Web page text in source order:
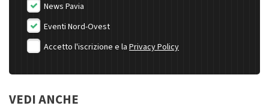
News Pavia
Eventi Nord-Ovest
Accetto l'iscrizione e la Privacy Policy
VEDI ANCHE